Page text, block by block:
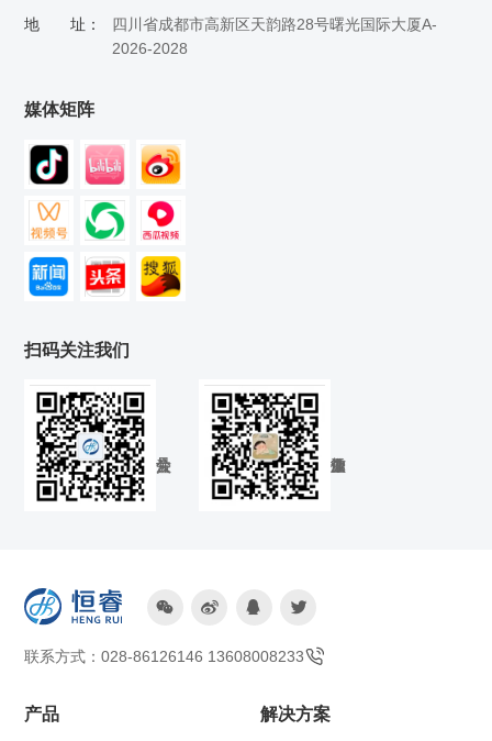
地 址：
四川省成都市高新区天韵路28号曙光国际大厦A-
2026-2028
媒体矩阵
扫码关注我们
   
联系方式：028-86126146 13608008233
产品 解决方案